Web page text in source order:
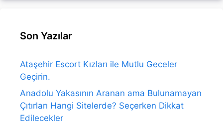
Son Yazılar
Ataşehir Escort Kızları ile Mutlu Geceler
Geçirin.
Anadolu Yakasının Aranan ama Bulunamayan
Çıtırları Hangi Sitelerde? Seçerken Dikkat
Edilecekler